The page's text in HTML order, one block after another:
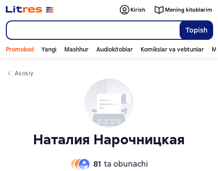
Topish
Kirish Mening kitoblarim
Promokod Yangi Mashhur Audiokitoblar Komikslar va vebtunlar
Asosiy
Наталия Нарочницкая
81 ta obunachi
Слайдер с книгами
Слайдер с книгами